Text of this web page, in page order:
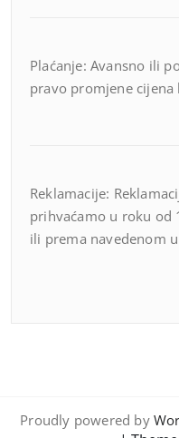
Plaćanje: Avansno ili
pravo promjene cijena
Reklamacije:
prihvaćamo u roku od
ili prema navedenom
Proudly powered by